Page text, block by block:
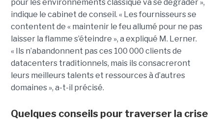
pour les environnements classique va se dégrader »,
indique le cabinet de conseil. « Les fournisseurs se
contentent de « maintenir le feu allumé pour ne pas
laisser la flamme s’éteindre », a expliqué M. Lerner.
« Ils n’abandonnent pas ces 100 000 clients de
datacenters traditionnels, mais ils consacreront
leurs meilleurs talents et ressources à d’autres
domaines », a-t-il précisé.
Quelques conseils pour traverser la crise